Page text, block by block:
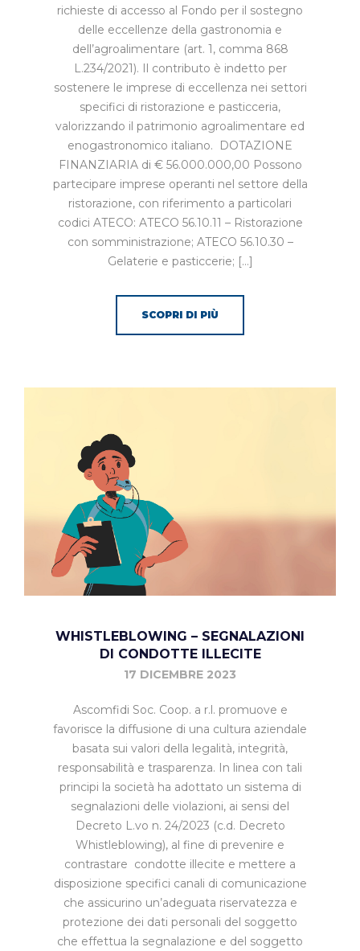
richieste di accesso al Fondo per il sostegno
delle eccellenze della gastronomia e
dell’agroalimentare (art. 1, comma 868
L.234/2021). Il contributo è indetto per
sostenere le imprese di eccellenza nei settori
specifici di ristorazione e pasticceria,
valorizzando il patrimonio agroalimentare ed
enogastronomico italiano. DOTAZIONE
FINANZIARIA di € 56.000.000,00 Possono
partecipare imprese operanti nel settore della
ristorazione, con riferimento a particolari
codici ATECO: ATECO 56.10.11 – Ristorazione
con somministrazione; ATECO 56.10.30 –
Gelaterie e pasticcerie; […]
SCOPRI DI PIÙ
WHISTLEBLOWING – SEGNALAZIONI
DI CONDOTTE ILLECITE
17 DICEMBRE 2023
Ascomfidi Soc. Coop. a r.l. promuove e
favorisce la diffusione di una cultura aziendale
basata sui valori della legalità, integrità,
responsabilità e trasparenza. In linea con tali
principi la società ha adottato un sistema di
segnalazioni delle violazioni, ai sensi del
Decreto L.vo n. 24/2023 (c.d. Decreto
Whistleblowing), al fine di prevenire e
contrastare condotte illecite e mettere a
disposizione specifici canali di comunicazione
che assicurino un’adeguata riservatezza e
protezione dei dati personali del soggetto
che effettua la segnalazione e del soggetto